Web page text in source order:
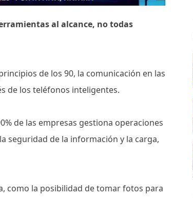
al alcance, no todas
de los 90, la comunicación en las
de los teléfonos inteligentes.
de las empresas gestiona operaciones
seguridad de la información y la carga,
como la posibilidad de tomar fotos para